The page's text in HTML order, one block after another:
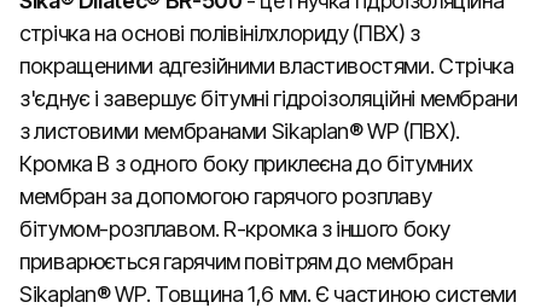
стрічка на основі полівінілхлориду (ПВХ) з
покращеними адгезійними властивостями. Стрічка
з'єднує і завершує бітумні гідроізоляційні мембрани
з листовими мембранами Sikaplan® WP (ПВХ).
Кромка B з одного боку приклеєна до бітумних
мембран за допомогою гарячого розплаву
бітумом-розплавом. R-кромка з іншого боку
приварюється гарячим повітрям до мембран
Sikaplan® WP. Товщина 1,6 мм. Є частиною системи